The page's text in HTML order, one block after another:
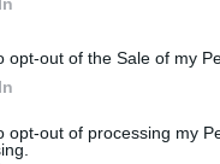
opt-out of the Sale of my
opt-out of processing my
οι πιο